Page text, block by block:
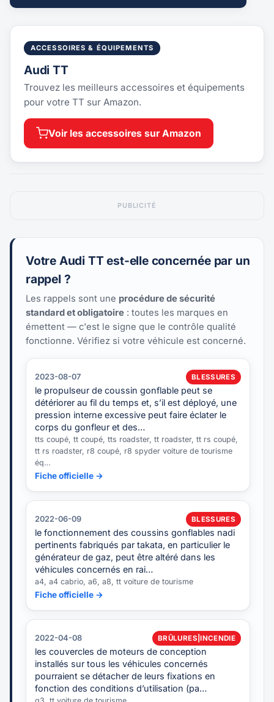
ACCESSOIRES & ÉQUIPEMENTS
Audi TT
Trouvez les meilleurs accessoires et équipements
pour votre TT sur Amazon.
Voir les accessoires sur Amazon
PUBLICITÉ
Votre Audi TT est-elle concernée par un
rappel ?
Les rappels sont une procédure de sécurité
standard et obligatoire : toutes les marques en
émettent — c'est le signe que le contrôle qualité
fonctionne. Vérifiez si votre véhicule est concerné.
2023-08-07 BLESSURES
le propulseur de coussin gonflable peut se
détériorer au fil du temps et, s’il est déployé, une
pression interne excessive peut faire éclater le
corps du gonfleur et des…
tts coupé, tt coupé, tts roadster, tt roadster, tt rs coupé,
tt rs roadster, r8 coupé, r8 spyder voiture de tourisme
éq…
Fiche officielle →
2022-06-09 BLESSURES
le fonctionnement des coussins gonflables nadi
pertinents fabriqués par takata, en particulier le
générateur de gaz, peut être altéré dans les
véhicules concernés en rai…
a4, a4 cabrio, a6, a8, tt voiture de tourisme
Fiche officielle →
2022-04-08 BRÛLURES|INCENDIE
les couvercles de moteurs de conception
installés sur tous les véhicules concernés
pourraient se détacher de leurs fixations en
fonction des conditions d’utilisation (pa…